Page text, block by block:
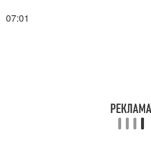
Власти в проведении
07:01